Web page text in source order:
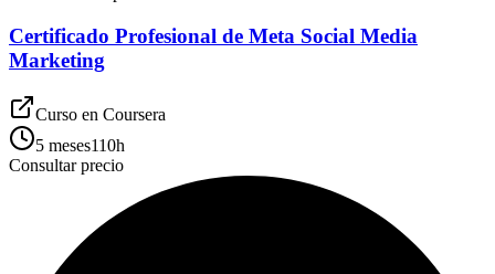
Certificado Profesional de Meta Social Media
Marketing
Curso en Coursera
5 meses110h
Consultar precio